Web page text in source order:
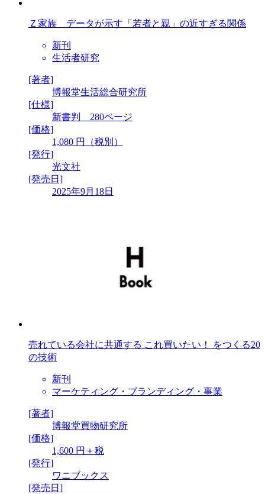
Ｚ家族 データが示す「若者と親」の近すぎる関係
新刊
生活者研究
[著者]
博報堂生活総合研究所
[仕様]
新書判 280ページ
[価格]
1,080 円（税別）
[発行]
光文社
[発売日]
2025年9月18日
売れている会社に共通する これ買いたい！ をつくる20
の技術
新刊
マーケティング・ブランディング・事業
[著者]
博報堂買物研究所
[価格]
1,600 円＋税
[発行]
ワニブックス
[発売日]